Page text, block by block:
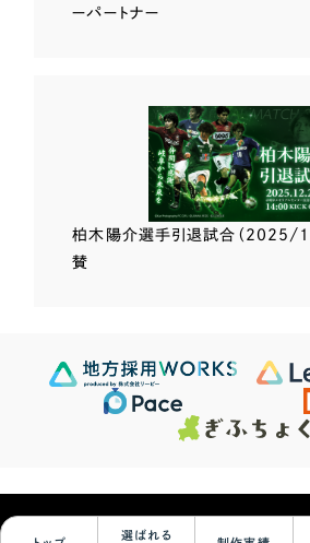
選ばれる
ーパートナー
柏木陽介選手引退試合（2025/
賛